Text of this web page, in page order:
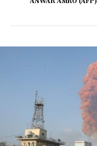
ANWAR AMRO (AFP)